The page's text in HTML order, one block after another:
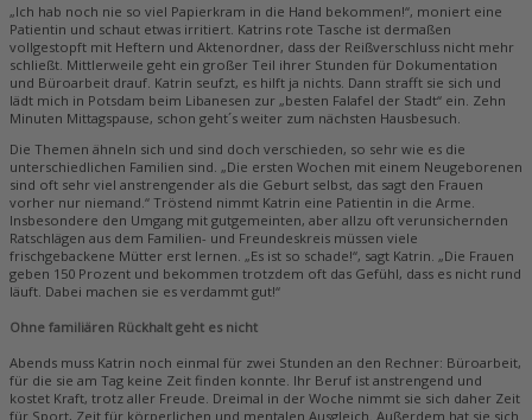
„Ich hab noch nie so viel Papierkram in die Hand bekommen!“, moniert eine
Patientin und schaut etwas irritiert. Katrins rote Tasche ist dermaßen
vollgestopft mit Heftern und Aktenordner, dass der Reißverschluss nicht mehr
schließt. Mittlerweile geht ein großer Teil ihrer Stunden für Dokumentation
und Büroarbeit drauf. Katrin seufzt, es hilft ja nichts. Dann strafft sie sich und
lädt mich in Potsdam beim Libanesen zur „besten Falafel der Stadt“ ein. Zehn
Minuten Mittagspause, schon geht´s weiter zum nächsten Hausbesuch.
Die Themen ähneln sich und sind doch verschieden, so sehr wie es die
unterschiedlichen Familien sind. „Die ersten Wochen mit einem Neugeborenen
sind oft sehr viel anstrengender als die Geburt selbst, das sagt den Frauen
vorher nur niemand.“ Tröstend nimmt Katrin eine Patientin in die Arme.
Insbesondere den Umgang mit gutgemeinten, aber allzu oft verunsichernden
Ratschlägen aus dem Familien- und Freundeskreis müssen viele
frischgebackene Mütter erst lernen. „Es ist so schade!“, sagt Katrin. „Die Frauen
geben 150 Prozent und bekommen trotzdem oft das Gefühl, dass es nicht rund
läuft. Dabei machen sie es verdammt gut!“
Ohne familiären Rückhalt geht es nicht
Abends muss Katrin noch einmal für zwei Stunden an den Rechner: Büroarbeit,
für die sie am Tag keine Zeit finden konnte. Ihr Beruf ist anstrengend und
kostet Kraft, trotz aller Freude. Dreimal in der Woche nimmt sie sich daher Zeit
für Sport, Zeit für körperlichen und mentalen Ausgleich. Außerdem hat sie sich